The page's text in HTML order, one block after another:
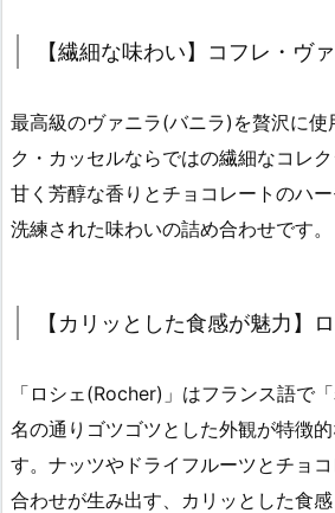
【繊細な味わい】コフレ・ヴ
最高級のヴァニラ(バニラ)を贅沢に使
ク・カッセルならではの繊細なコレ
甘く芳醇な香りとチョコレートのハー
洗練された味わいの詰め合わせです。
【カリッとした食感が魅力】
「ロシェ(Rocher)」はフランス語で
名の通りゴツゴツとした外観が特徴
す。ナッツやドライフルーツとチョ
合わせが生み出す、カリッとした食